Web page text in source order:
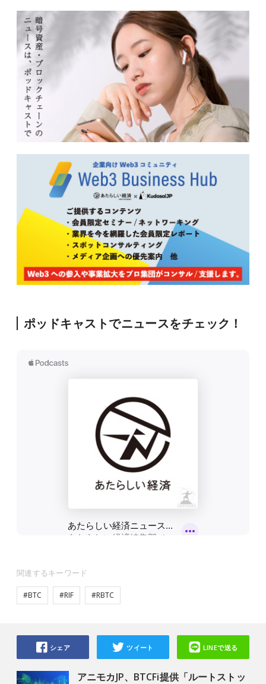
ポッドキャストでニュースをチェック！
関連するキーワード
#BTC #RIF #RBTC
アニモカJP、BTCFi提供「ルートストッ
シェア ツイート LINEで送る